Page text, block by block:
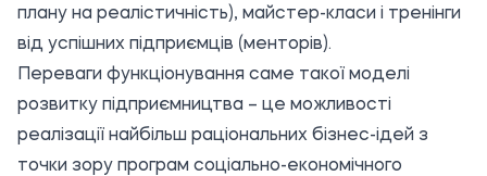
плану на реалістичність), майстер-класи і тренінги
від успішних підприємців (менторів).
Переваги функціонування саме такої моделі
розвитку підприємництва – це можливості
реалізації найбільш раціональних бізнес-ідей з
точки зору програм соціально-економічного